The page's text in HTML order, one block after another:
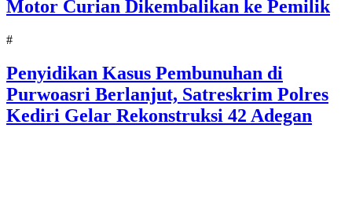
Motor Curian Dikembalikan ke Pemilik
#
Penyidikan Kasus Pembunuhan di
Purwoasri Berlanjut, Satreskrim Polres
Kediri Gelar Rekonstruksi 42 Adegan